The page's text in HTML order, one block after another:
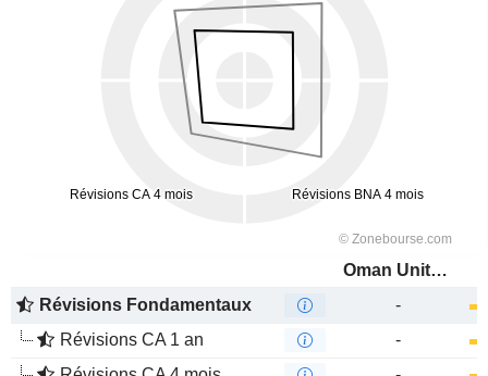
Oman United Insurance Company SAOG
Révisions Fondamentaux
-
Révisions CA 1 an
-